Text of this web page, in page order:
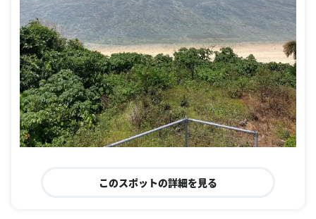
このスポットの詳細を見る